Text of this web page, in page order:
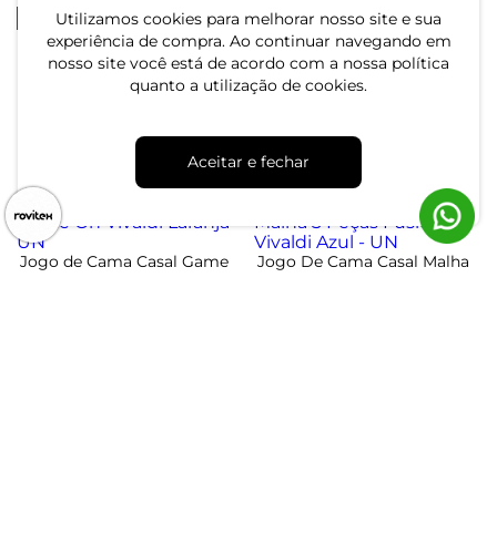
Utilizamos cookies para melhorar nosso site e sua
experiência de compra. Ao continuar navegando em
nosso site você está de acordo com a nossa política
quanto a utilização de cookies.
Aceitar e fechar
Jogo de Cama Casal
Estampado 3pçs Vivaldi
R$ 79,99
ou 2x de R$ 39,99 sem juros
-23%
Jogo de Cama Casal Malha
Fio Penteado Altenburg
R$ 169,99
ou 5x de R$ 33,99 sem juros
-11%
Jogo de Cama Casal Game
Jogo De Cama Casal Malha